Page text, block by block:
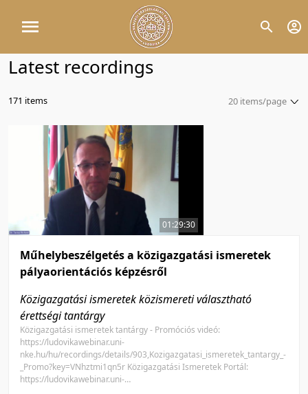
Latest recordings
171 items
20 items/page
01:29:30
Műhelybeszélgetés a közigazgatási ismeretek
pályaorientációs képzésről
Közigazgatási ismeretek közismereti választható
érettségi tantárgy
Közigazgatási ismeretek tantárgy - Promóciós videó:
https://ludovikawebinar.uni-
nke.hu/hu/recordings/details/903,Kozigazgatasi_ismeretek_tantargy_-
_Promo?key=VNhztmi1qn5r Közigazgatási Ismeretek Portál:
https://ludovikawebinar.uni-